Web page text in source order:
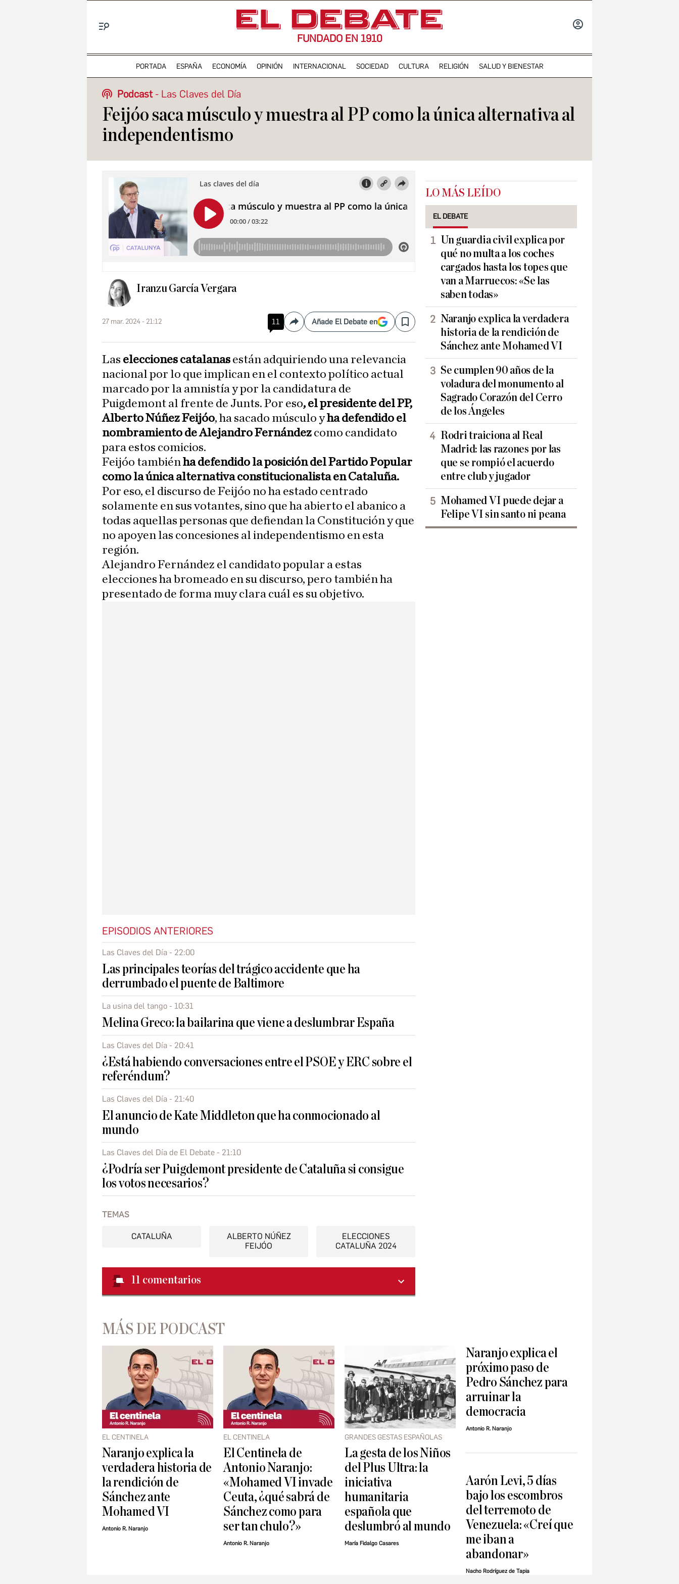
FUNDADO EN 1910
PORTADA ESPAÑA ECONOMÍA OPINIÓN INTERNACIONAL SOCIEDAD CULTURA RELIGIÓN SALUD Y BIENESTAR
Podcast Las Claves del Día
Feijóo saca músculo y muestra al PP como la única alternativa al
independentismo
Iranzu García Vergara
27 mar. 2024 - 21:12 11 CompartirAñade El Debate en Save
Las elecciones catalanas están adquiriendo una relevancia
nacional por lo que implican en el contexto político actual
marcado por la amnistía y por la candidatura de
Puigdemont al frente de Junts. Por eso, el presidente del PP,
Alberto Núñez Feijóo, ha sacado músculo yha defendido el
nombramiento de Alejandro Fernández como candidato
para estos comicios.
Feijóo tambiénha defendido la posición del Partido Popular
como la única alternativa constitucionalista en Cataluña.
Por eso, el discurso de Feijóo no ha estado centrado
solamente en sus votantes, sino que ha abierto el abanico a
todas aquellas personas que defiendan la Constitución y que
no apoyen las concesiones al independentismo en esta
región.
Alejandro Fernández el candidato popular a estas
elecciones ha bromeado en su discurso, pero también ha
presentado de forma muy clara cuál es su objetivo.
EPISODIOS ANTERIORES
Las Claves del Día - 22:00
Las principales teorías del trágico accidente que ha
derrumbado el puente de Baltimore
La usina del tango - 10:31
Melina Greco: la bailarina que viene a deslumbrar España
Las Claves del Día - 20:41
¿Está habiendo conversaciones entre el PSOE y ERC sobre el
referéndum?
Las Claves del Día - 21:40
El anuncio de Kate Middleton que ha conmocionado al
mundo
Las Claves del Día de El Debate - 21:10
¿Podría ser Puigdemont presidente de Cataluña si consigue
los votos necesarios?
TEMAS
CATALUÑA
ALBERTO NÚÑEZ
FEIJÓO
ELECCIONES
CATALUÑA 2024
11 comentarios
LO MÁS LEÍDO
EL DEBATE
Un guardia civil explica por
qué no multa a los coches
cargados hasta los topes que
van a Marruecos: «Se las
saben todas»
Naranjo explica la verdadera
historia de la rendición de
Sánchez ante Mohamed VI
Se cumplen 90 años de la
voladura del monumento al
Sagrado Corazón del Cerro
de los Ángeles
Rodri traiciona al Real
Madrid: las razones por las
que se rompió el acuerdo
entre club y jugador
Mohamed VI puede dejar a
Felipe VI sin santo ni peana
MÁS DE PODCAST
EL CENTINELA
Naranjo explica la
verdadera historia de
la rendición de
Sánchez ante
Mohamed VI
Antonio R. Naranjo
EL CENTINELA
El Centinela de
Antonio Naranjo:
«Mohamed VI invade
Ceuta, ¿qué sabrá de
Sánchez como para
ser tan chulo?»
Antonio R. Naranjo
GRANDES GESTAS ESPAÑOLAS
La gesta de los Niños
del Plus Ultra: la
iniciativa
humanitaria
española que
deslumbró al mundo
María Fidalgo Casares
Naranjo explica el
próximo paso de
Pedro Sánchez para
arruinar la
democracia
Antonio R. Naranjo
Aarón Levi, 5 días
bajo los escombros
del terremoto de
Venezuela: «Creí que
me iban a
abandonar»
Nacho Rodríguez de Tapia